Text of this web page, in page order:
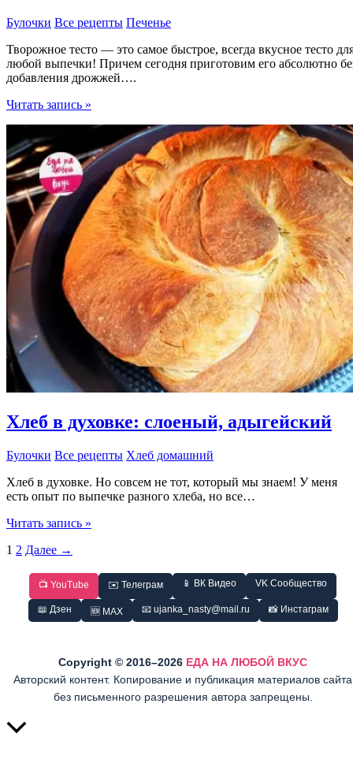
Булочки Все рецепты Печенье
Творожное тесто — это самое быстрое, всегда вкусное тесто
любой выпечки! Причем сегодня приготовим его абсолютно
добавления дрожжей….
Быстрые
к
чаю
Читать запись »
Хлеб в духовке: слоеный, адыгейский
Булочки Все рецепты Хлеб домашний
Хлеб в духовке. Но совсем не тот, который мы знаем! У меня
есть опыт по выпечке разного хлеба, но все…
Хлеб
духовке:
адыгейский
Читать запись »
1 2 Далее →
📺 YouTube ✉️ Телеграм 📱 ВК Видео VK Сообщество
📖 Дзен 🆕 MAX 📧 ujanka_nasty@mail.ru 📸 Инстаграм
Copyright © 2016–2026 ЕДА НА ЛЮБОЙ ВКУС
Авторский контент. Копирование и публикация материалов сайта
без письменного разрешения автора запрещены.